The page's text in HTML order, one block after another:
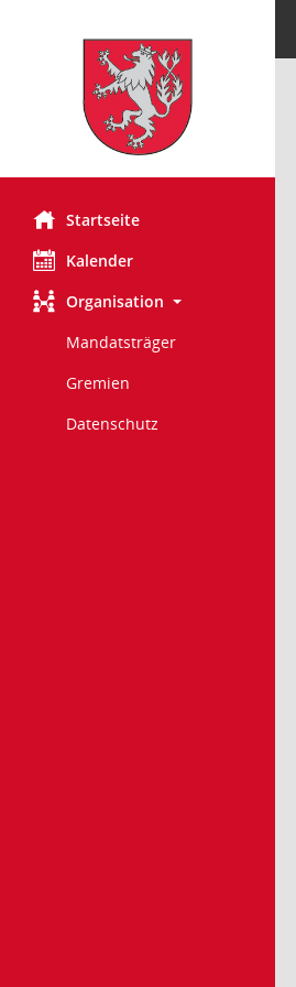
Startseite
Kalender
Organisation
Mandatsträger
Gremien
Datenschutz